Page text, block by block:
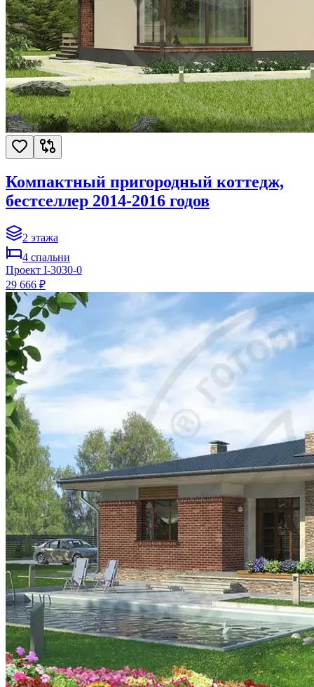
Компактный пригородный коттедж,
бестселлер 2014-2016 годов
2 этажа
4 спальни
Проект I-3030-0
29 666 ₽